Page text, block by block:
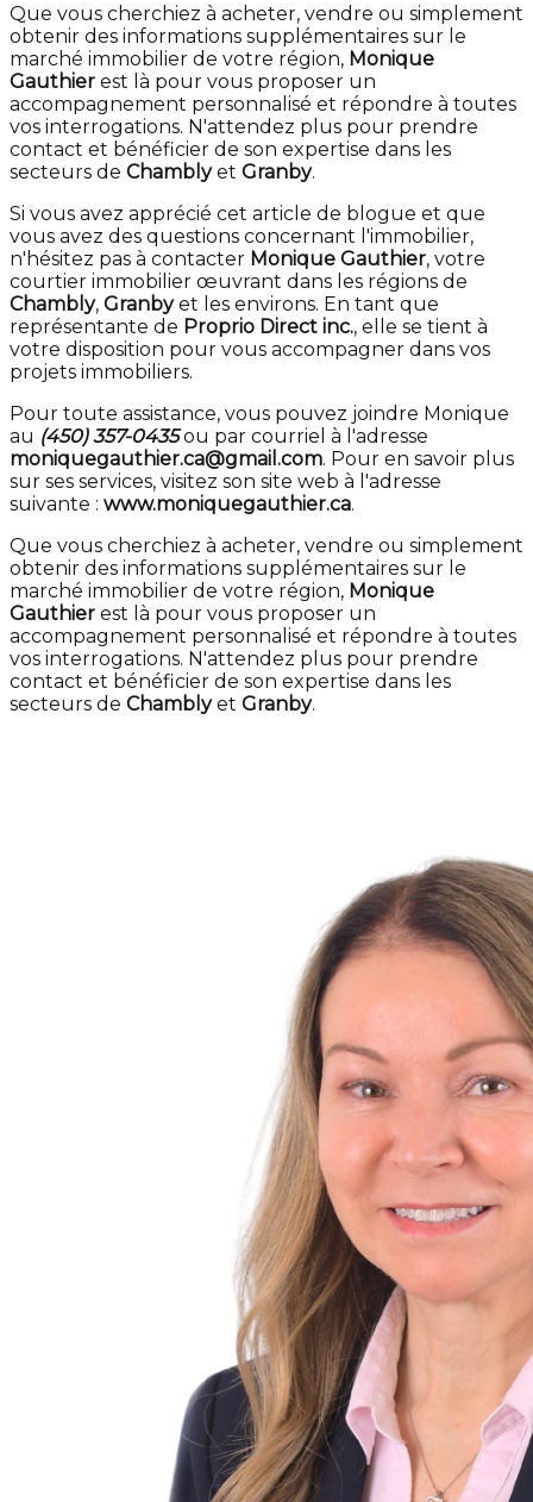
Que vous cherchiez à acheter, vendre ou simplement
obtenir des informations supplémentaires sur le
marché immobilier de votre région, Monique
Gauthier est là pour vous proposer un
accompagnement personnalisé et répondre à toutes
vos interrogations. N'attendez plus pour prendre
contact et bénéficier de son expertise dans les
secteurs de Chamblyet Granby.
Si vous avez apprécié cet article de blogue et que
vous avez des questions concernant l'immobilier,
n'hésitez pas à contacter Monique Gauthier, votre
courtier immobilier œuvrant dans les régions de
Chambly, Granbyet les environs. En tant que
représentante de Proprio Direct inc., elle se tient à
votre disposition pour vous accompagner dans vos
projets immobiliers.
Pour toute assistance, vous pouvez joindre Monique
au (450) 357-0435ou par courriel à l'adresse
moniquegauthier.ca@gmail.com. Pour en savoir plus
sur ses services, visitez son site web à l'adresse
suivante : www.moniquegauthier.ca.
Que vous cherchiez à acheter, vendre ou simplement
obtenir des informations supplémentaires sur le
marché immobilier de votre région, Monique
Gauthier est là pour vous proposer un
accompagnement personnalisé et répondre à toutes
vos interrogations. N'attendez plus pour prendre
contact et bénéficier de son expertise dans les
secteurs de Chamblyet Granby.